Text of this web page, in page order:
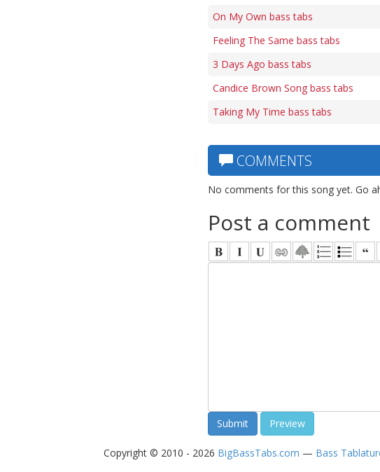
On My Own bass tabs
Feeling The Same bass tabs
3 Days Ago bass tabs
Candice Brown Song bass tabs
Taking My Time bass tabs
COMMENTS
No comments for this song yet. Go
Post a comment
Copyright © 2010 - 2026 BigBassTabs.com — Bass